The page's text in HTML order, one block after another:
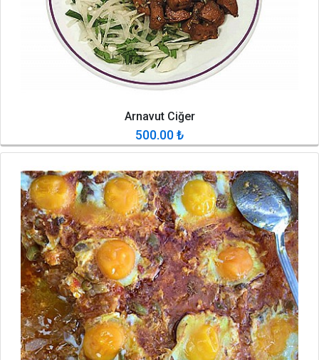
Arnavut Ciğer
500.00₺